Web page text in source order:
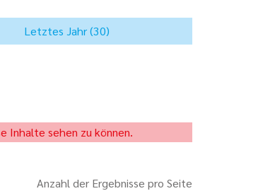
Inhalte sehen zu können.
Anzahl der Ergebnisse pro Seite